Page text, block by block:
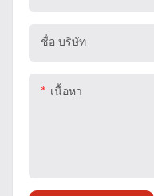
ชื่อ บริษัท
เนื้อหา